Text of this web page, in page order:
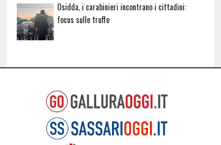
Osidda, i carabinieri incontrano i cittadini:
focus sulle truffe